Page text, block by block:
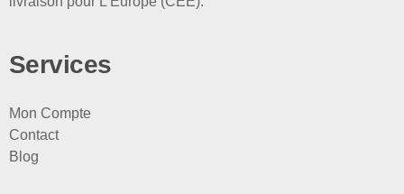
Services
Mon Compte
Contact
Blog